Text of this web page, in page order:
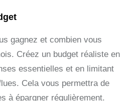
gagnez et combien vous
Créez un budget réaliste en
essentielles et en limitant
Cela vous permettra de
à épargner régulièrement.